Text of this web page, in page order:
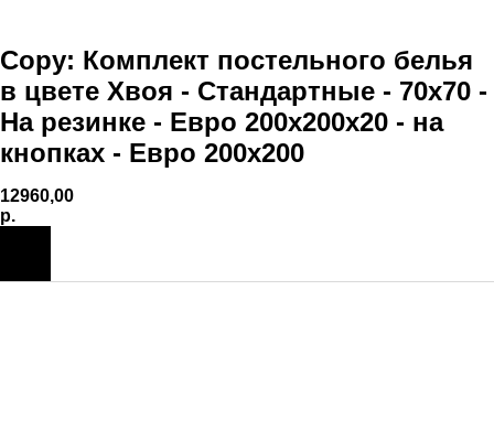
Copy: Комплект постельного белья
в цвете Хвоя - Стандартные - 70х70 -
На резинке - Евро 200х200х20 - на
кнопках - Евро 200х200
12960,00
р.